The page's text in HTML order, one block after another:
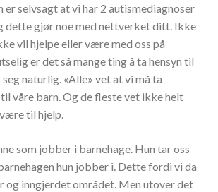
er selvsagt at vi har 2 autismediagnoser
dette gjør noe med nettverket ditt. Ikke
vil hjelpe eller være med oss på
er det så mange ting å ta hensyn til
naturlig. «Alle» vet at vi må ta
våre barn. Og de fleste vet ikke helt
til hjelp.
som jobber i barnehage. Hun tar oss
hun jobber i. Dette fordi vi da
og inngjerdet området. Men utover det